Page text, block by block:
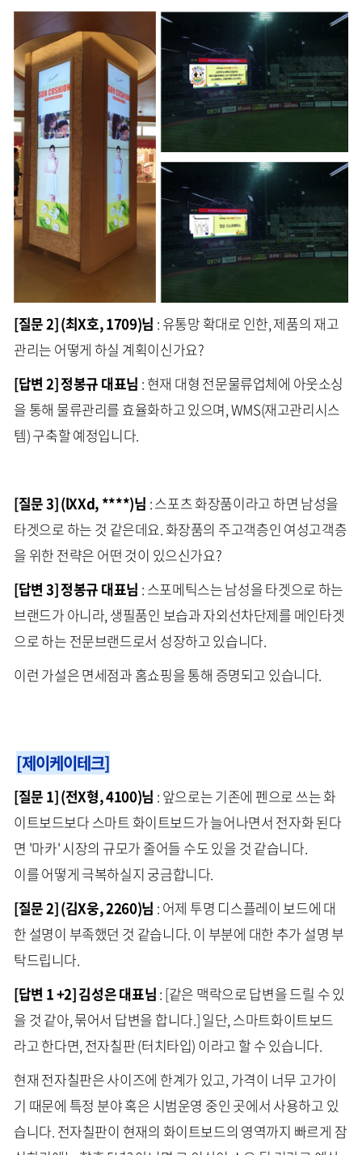
[질문 2] (최X호, 1709)님 : 유통망 확대로 인한, 제품의 재고
관리는 어떻게 하실 계획이신가요?
[답변 2] 정봉규 대표님 : 현재 대형 전문물류업체에 아웃소싱
을 통해 물류관리를 효율화하고 있으며, WMS(재고관리시스
템) 구축할 예정입니다.
[질문 3] (lXXd, ****)님 : 스포츠 화장품이라고 하면 남성을
타겟으로 하는 것 같은데요. 화장품의 주고객층인 여성고객층
을 위한 전략은 어떤 것이 있으신가요?
[답변 3] 정봉규 대표님 : 스포메틱스는 남성을 타겟으로 하는
브랜드가 아니라, 생필품인 보습과 자외선차단제를 메인타겟
으로 하는 전문브랜드로서 성장하고 있습니다.
이런 가설은 면세점과 홈쇼핑을 통해 증명되고 있습니다.
[제이케이테크]
[질문 1] (전X형, 4100)님 : 앞으로는 기존에 펜으로 쓰는 화
이트보드보다 스마트 화이트보드가 늘어나면서 전자화 된다
면 '마카' 시장의 규모가 줄어들 수도 있을 것 같습니다.
이를 어떻게 극복하실지 궁금합니다.
[질문 2] (김X웅, 2260)님 : 어제 투명 디스플레이 보드에 대
한 설명이 부족했던 것 같습니다. 이 부분에 대한 추가 설명 부
탁드립니다.
[답변 1 +2] 김성은 대표님 : [같은 맥락으로 답변을 드릴 수 있
을 것 같아, 묶어서 답변을 합니다.] 일단, 스마트화이트보드
라고 한다면, 전자칠판 (터치타입) 이라고 할 수 있습니다.
현재 전자칠판은 사이즈에 한계가 있고, 가격이 너무 고가이
기 때문에 특정 분야 혹은 시범운영 중인 곳에서 사용하고 있
습니다. 전자칠판이 현재의 화이트보드의 영역까지 빠르게 잠